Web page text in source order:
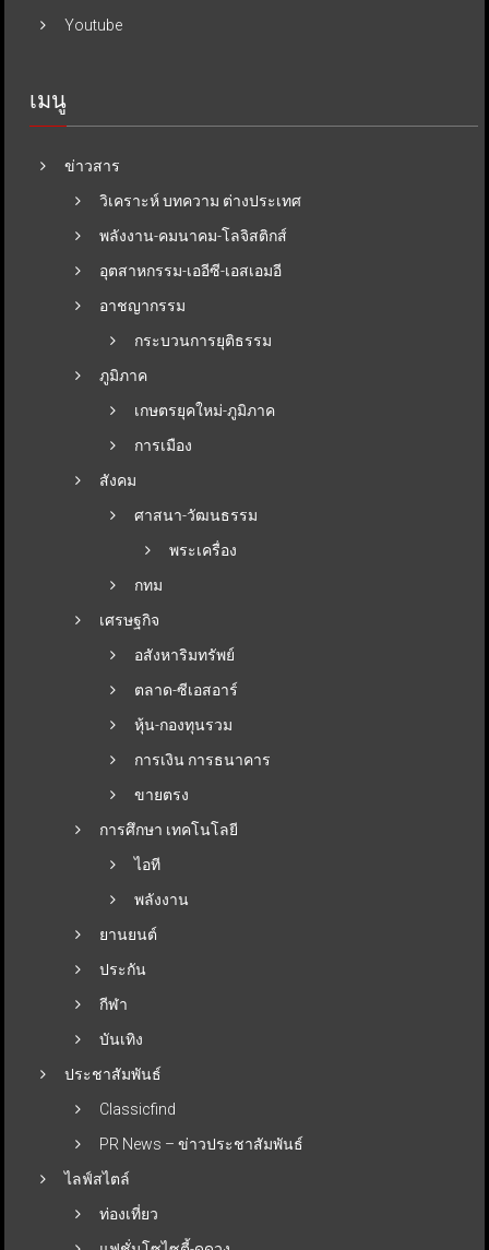
Youtube
เมนู
ข่าวสาร
วิเคราะห์ บทความ ต่างประเทศ
พลังงาน-คมนาคม-โลจิสติกส์
อุตสาหกรรม-เออีซี-เอสเอมอี
อาชญากรรม
กระบวนการยุติธรรม
ภูมิภาค
เกษตรยุคใหม่-ภูมิภาค
การเมือง
สังคม
ศาสนา-วัฒนธรรม
พระเครื่อง
กทม
เศรษฐกิจ
อสังหาริมทรัพย์
ตลาด-ซีเอสอาร์
หุ้น-กองทุนรวม
การเงิน การธนาคาร
ขายตรง
การศึกษา เทคโนโลยี
ไอที
พลังงาน
ยานยนต์
ประกัน
กีฬา
บันเทิง
ประชาสัมพันธ์
Classicfind
PR News – ข่าวประชาสัมพันธ์
ไลฟ์สไตล์
ท่องเที่ยว